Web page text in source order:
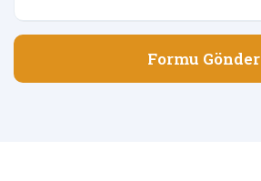
Formu Gönder